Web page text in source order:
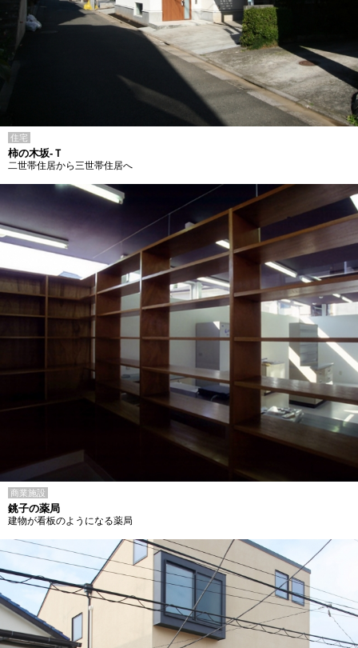
住宅
柿の木坂-Ｔ
二世帯住居から三世帯住居へ
商業施設
銚子の薬局
建物が看板のようになる薬局